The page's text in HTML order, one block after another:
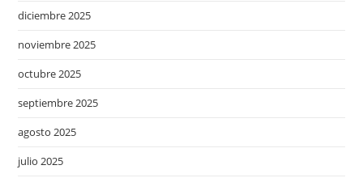
diciembre 2025
noviembre 2025
octubre 2025
septiembre 2025
agosto 2025
julio 2025